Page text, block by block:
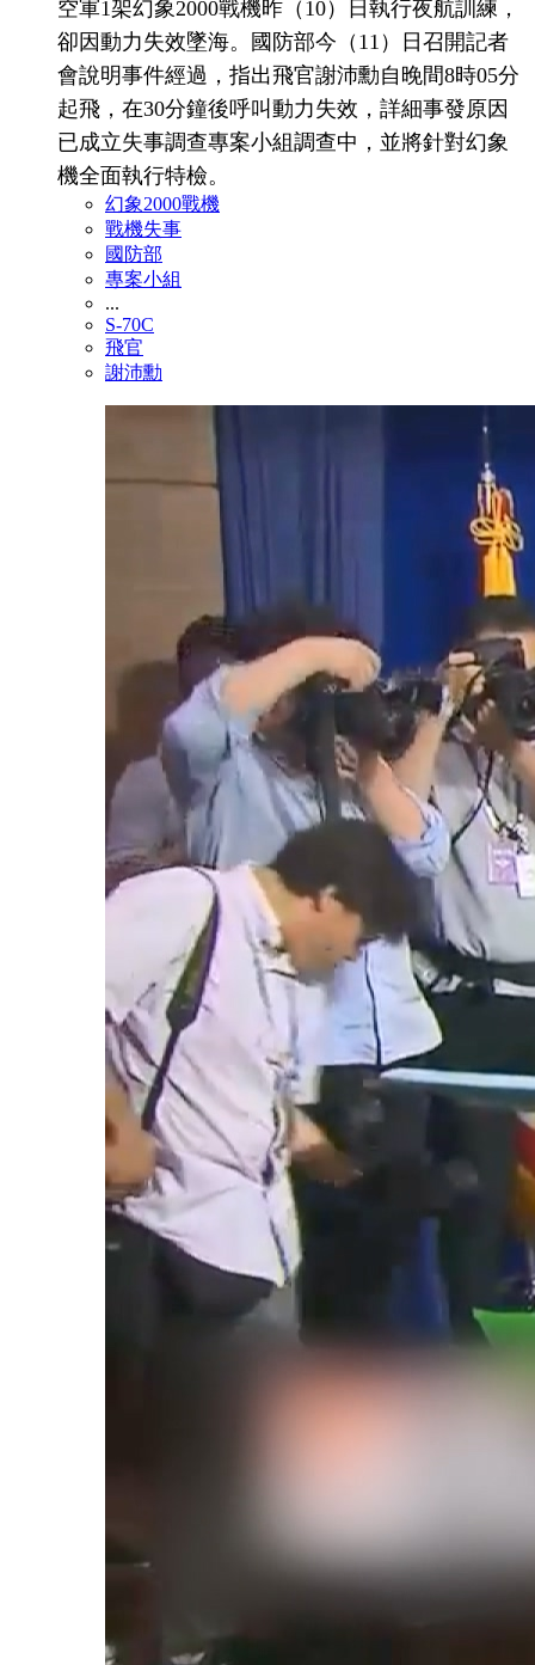
空軍1架幻象2000戰機昨（10）日執行夜航訓練，
卻因動力失效墜海。國防部今（11）日召開記者
會說明事件經過，指出飛官謝沛勳自晚間8時05分
起飛，在30分鐘後呼叫動力失效，詳細事發原因
已成立失事調查專案小組調查中，並將針對幻象
機全面執行特檢。
幻象2000戰機
戰機失事
國防部
專案小組
...
S-70C
飛官
謝沛勳